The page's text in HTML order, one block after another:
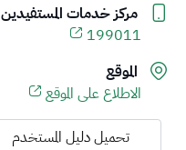
مركز خدمات المستفيدين
199011
الموقع
الاطلاع على الموقع
تحميل دليل المستخدم